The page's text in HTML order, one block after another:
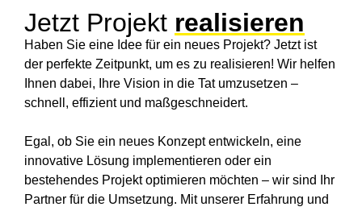
Jetzt Projekt realisieren
Haben Sie eine Idee für ein neues Projekt? Jetzt ist
der perfekte Zeitpunkt, um es zu realisieren! Wir helfen
Ihnen dabei, Ihre Vision in die Tat umzusetzen –
schnell, effizient und maßgeschneidert.
Egal, ob Sie ein neues Konzept entwickeln, eine
innovative Lösung implementieren oder ein
bestehendes Projekt optimieren möchten – wir sind Ihr
Partner für die Umsetzung. Mit unserer Erfahrung und